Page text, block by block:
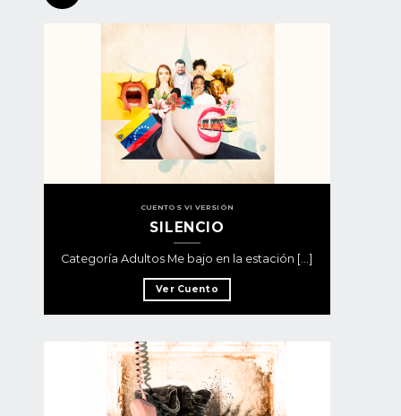
CUENTOS VI VERSIÓN
SILENCIO
Categoría Adultos Me bajo en la estación [...]
Ver Cuento